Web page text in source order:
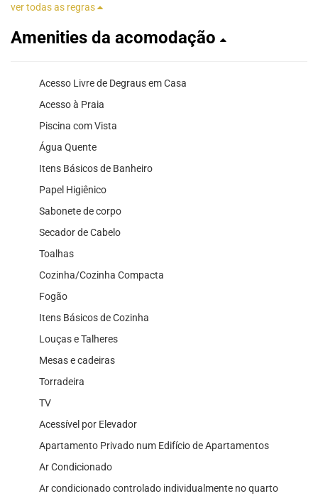
ver todas as regras
Amenities da acomodação
Acesso Livre de Degraus em Casa
Acesso à Praia
Piscina com Vista
Água Quente
Itens Básicos de Banheiro
Papel Higiênico
Sabonete de corpo
Secador de Cabelo
Toalhas
Cozinha/Cozinha Compacta
Fogão
Itens Básicos de Cozinha
Louças e Talheres
Mesas e cadeiras
Torradeira
TV
Acessível por Elevador
Apartamento Privado num Edifício de Apartamentos
Ar Condicionado
Ar condicionado controlado individualmente no quarto